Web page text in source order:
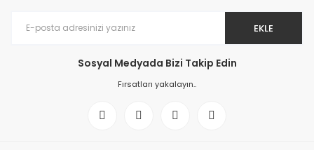
EKLE
Sosyal Medyada Bizi Takip Edin
Fırsatları yakalayın..